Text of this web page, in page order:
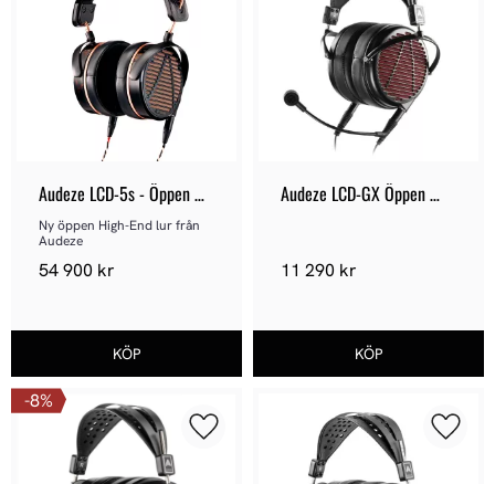
Audeze LCD-5s - Öppen
hörlur
Ny öppen High-End lur från
Audeze
54 900 kr
Audeze LCD-GX Öppen
11 290 kr
8%
Lägg till i favoriter
Lägg